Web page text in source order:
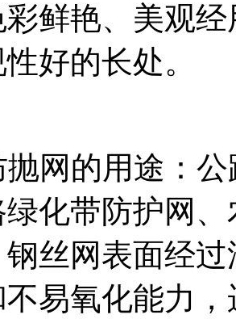
鲜艳、美观
好的长处。
网的用途：公
化带防护网
丝网表面经
易氧化能力